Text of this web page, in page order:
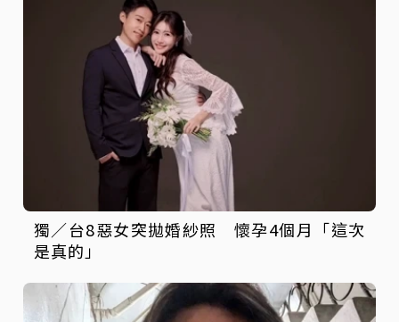
獨／台8惡女突拋婚紗照 懷孕4個月「這次
是真的」